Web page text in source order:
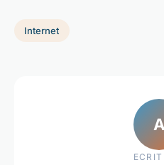
Internet
A
ECRIT